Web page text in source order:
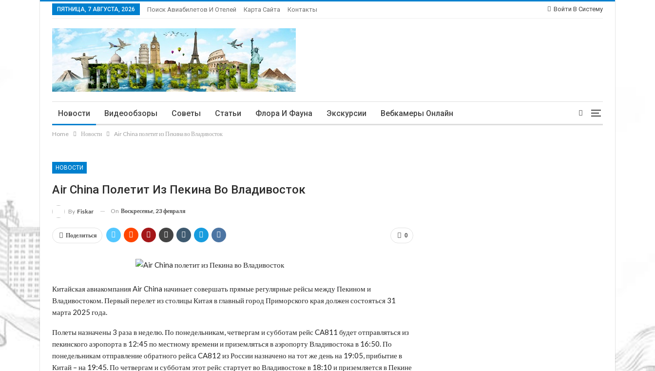
Войти В Систему
ПЯТНИЦА, 7 АВГУСТА, 2026 Поиск Авиабилетов И Отелей Карта Сайта Контакты
Новости Видеообзоры Советы Статьи Флора И Фауна Экскурсии Вебкамеры Онлайн
Home Новости Air China полетит из Пекина во Владивосток
НОВОСТИ
Air China Полетит Из Пекина Во Владивосток
By Fiskar On Воскресенье, 23 февраля
0
Поделиться
Китайская авиакомпания Air China начинает совершать прямые регулярные рейсы между Пекином и
Владивостоком.Первый перелет из столицы Китая в главный город Приморского края должен состояться 31
марта 2025 года.
Полеты назначены 3 раза в неделю. По понедельникам, четвергам и субботам рейс CA811 будет отправляться из
пекинского аэропорта в 12:45 по местному времени и приземляться в аэропорту Владивостока в 16:50. По
понедельникам отправление обратного рейса CA812 из России назначено на тот же день на 19:05, прибытие в
Китай – на 19:45. По четвергам и субботам этот рейс стартует во Владивостоке в 18:10 и приземляется в Пекине